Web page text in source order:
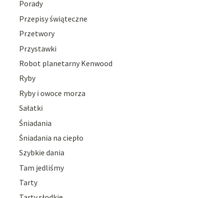
Porady
Przepisy świąteczne
Przetwory
Przystawki
Robot planetarny Kenwood
Ryby
Ryby i owoce morza
Sałatki
Śniadania
Śniadania na ciepło
Szybkie dania
Tam jedliśmy
Tarty